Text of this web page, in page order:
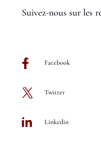
Suivez-nous sur les
 Facebook
 Twitter
 Linkedin